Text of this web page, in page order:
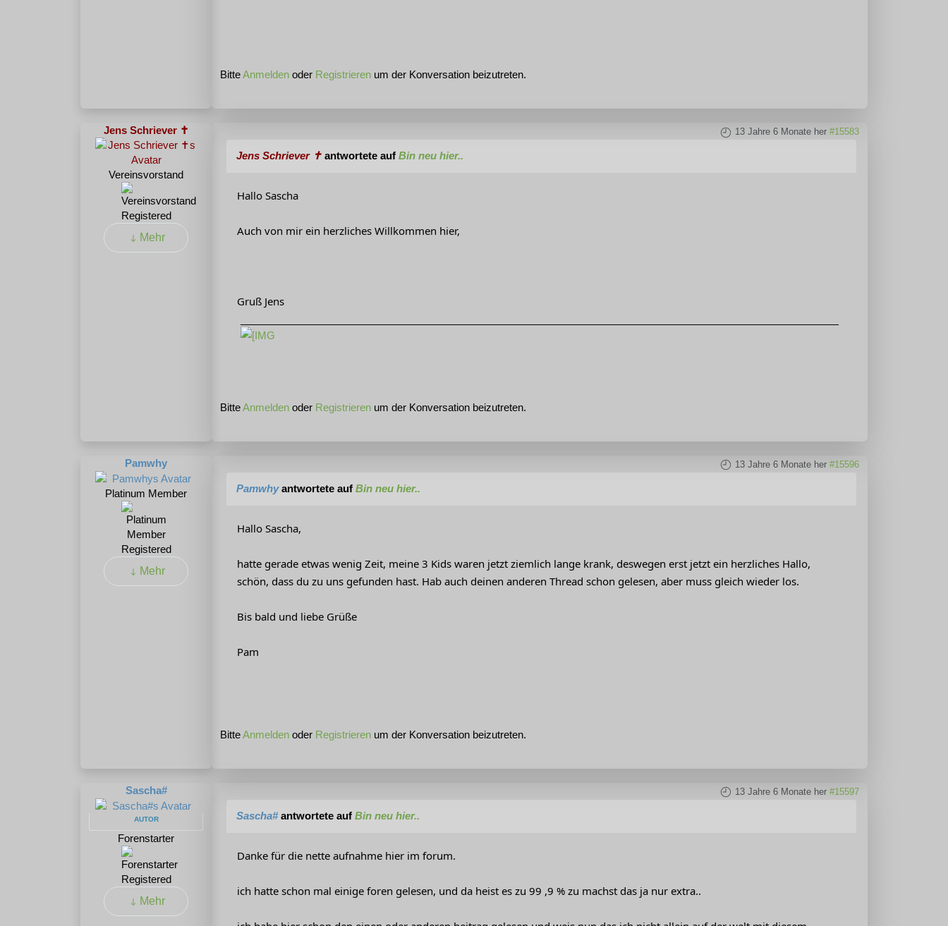
BitteAnmelden oder Registrieren um der Konversation beizutreten.
Jens Schriever ✝
Vereinsvorstand
Registered
Mehr
13 Jahre 6 Monate her #15583
Jens Schriever ✝ antwortete auf Bin neu hier..
Hallo Sascha
Auch von mir ein herzliches Willkommen hier,
Gruß Jens
BitteAnmelden oder Registrieren um der Konversation beizutreten.
Pamwhy
Platinum Member
Registered
Mehr
13 Jahre 6 Monate her #15596
Pamwhyantwortete auf Bin neu hier..
Hallo Sascha,
hatte gerade etwas wenig Zeit, meine 3 Kids waren jetzt ziemlich lange krank, deswegen erst jetzt ein herzliches Hallo,
schön, dass du zu uns gefunden hast. Hab auch deinen anderen Thread schon gelesen, aber muss gleich wieder los.
Bis bald und liebe Grüße
Pam
BitteAnmelden oder Registrieren um der Konversation beizutreten.
Sascha#
AUTOR
Forenstarter
Registered
Mehr
13 Jahre 6 Monate her #15597
Sascha#antwortete auf Bin neu hier..
Danke für die nette aufnahme hier im forum.
ich hatte schon mal einige foren gelesen, und da heist es zu 99 ,9 % zu machst das ja nur extra..